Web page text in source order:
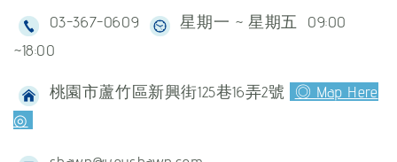
03-367-0609
星期一 ~ 星期五 09:00
~18:00
桃園市蘆竹區新興街125巷16弄2號
◎ Map Here
◎